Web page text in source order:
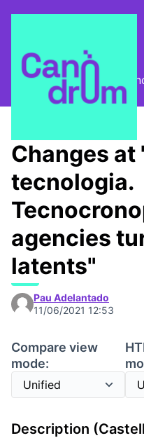
Trobades
Changes at
tecnologia.
agencies
latents"
Pau Adelantado
11/06/2021 12:53
Compare view
mode:
Description